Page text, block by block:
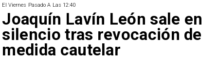
El Viernes Pasado A Las 12:40
Joaquín Lavín León sale en
silencio tras revocación de
medida cautelar